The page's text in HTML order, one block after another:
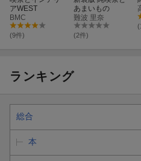
アWEST
BMC
(9件)
あまいもの
難波 里奈
(2件)
ランキング
総合
本